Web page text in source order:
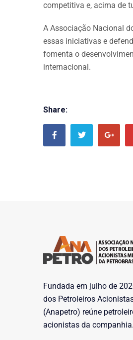
competitiva e, acima de
A Associação Nacional
essas iniciativas e
fomenta o
internacional.
Share:
Fundada em julho de
dos Petroleiros
(Anapetro) reúne
acionistas da companhia.